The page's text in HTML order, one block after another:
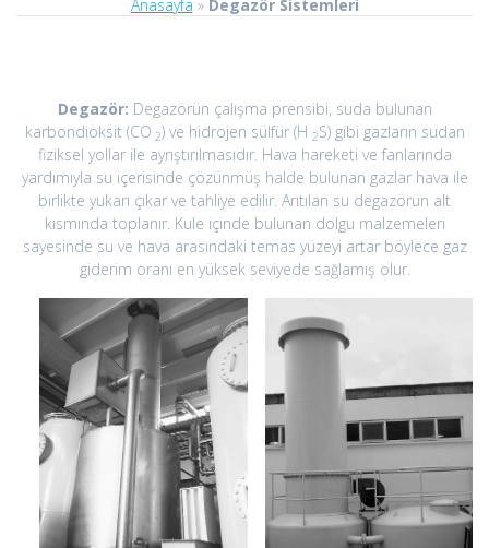
Anasayfa » Degazör Sistemleri
Degazör: Degazörün çalışma prensibi, suda bulunan
karbondioksit (CO 2) ve hidrojen sülfür (H 2S) gibi gazların sudan
fiziksel yollar ile ayrıştırılmasıdır. Hava hareketi ve fanlarında
yardımıyla su içerisinde çözünmüş halde bulunan gazlar hava ile
birlikte yukarı çıkar ve tahliye edilir. Arıtılan su degazörün alt
kısmında toplanır. Kule içinde bulunan dolgu malzemeleri
sayesinde su ve hava arasındaki temas yüzeyi artar böylece gaz
giderim oranı en yüksek seviyede sağlamış olur.